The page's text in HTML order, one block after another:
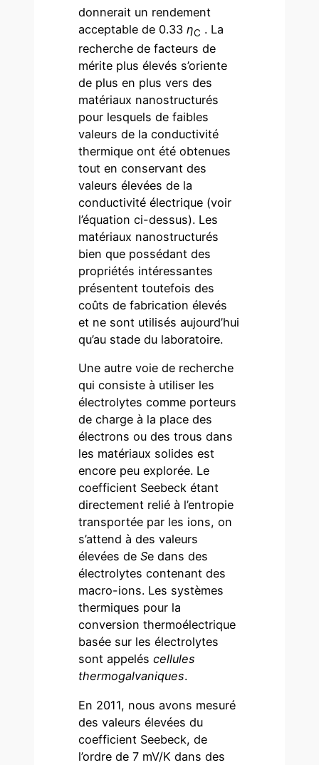
donnerait un rendement
acceptable de 0.33ηC . La
recherche de facteurs de
mérite plus élevés s’oriente
de plus en plus vers des
matériaux nanostructurés
pour lesquels de faibles
valeurs de la conductivité
thermique ont été obtenues
tout en conservant des
valeurs élevées de la
conductivité électrique (voir
l’équation ci-dessus). Les
matériaux nanostructurés
bien que possédant des
propriétés intéressantes
présentent toutefois des
coûts de fabrication élevés
et ne sont utilisés aujourd’hui
qu’au stade du laboratoire.
Une autre voie de recherche
qui consiste à utiliser les
électrolytes comme porteurs
de charge à la place des
électrons ou des trous dans
les matériaux solides est
encore peu explorée. Le
coefficient Seebeck étant
directement relié à l’entropie
transportée par les ions, on
s’attend à des valeurs
élevées deSe dans des
électrolytes contenant des
macro-ions. Les systèmes
thermiques pour la
conversion thermoélectrique
basée sur les électrolytes
sont appeléscellules
thermogalvaniques.
En 2011, nous avons mesuré
des valeurs élevées du
coefficient Seebeck, de
l’ordre de 7 mV/K dans des